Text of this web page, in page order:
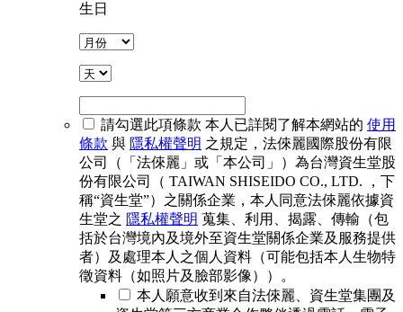
生日
請勾選此項條款 本人已詳閱了解本網站的 使用
條款 與 隱私權聲明 之規定，法倈麗國際股份有限
公司（「法倈麗」或「本公司」）為台灣資生堂股
份有限公司（ TAIWAN SHISEIDO CO., LTD. ，下
稱“資生堂”）之關係企業，本人同意法倈麗依據資
生堂之 隱私權聲明 蒐集、利用、揭露、傳輸（包
括於台灣境內及境外至資生堂關係企業及服務提供
者）及處理本人之個人資料（可能包括本人生物特
徵資料（如照片及臉部影像））。
本人願意收到來自法倈麗、資生堂集團及